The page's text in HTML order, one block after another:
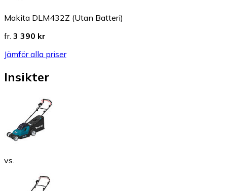
Makita DLM432Z (Utan Batteri)
fr. 3 390 kr
Jämför alla priser
Insikter
vs.